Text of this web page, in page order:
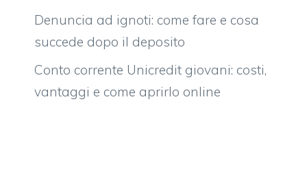
Denuncia ad ignoti: come fare e cosa
succede dopo il deposito
Conto corrente Unicredit giovani: costi,
vantaggi e come aprirlo online